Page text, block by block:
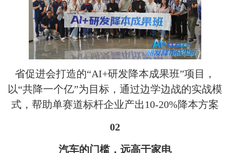
省促进会打造的“AI+研发降本成果班”项目，
以“共降一个亿”为目标，通过边学边战的实战模
式，帮助单赛道标杆企业产出10-20%降本方案
02
汽车的门槛，远高于家电